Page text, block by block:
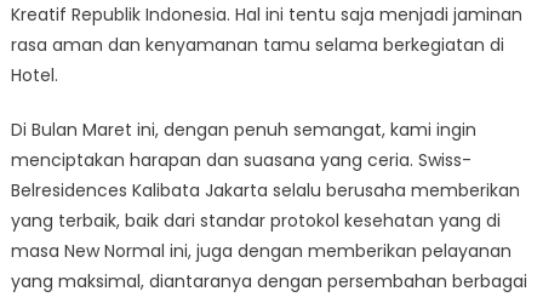
Kreatif Republik Indonesia. Hal ini tentu saja menjadi jaminan
rasa aman dan kenyamanan tamu selama berkegiatan di
Hotel.
Di Bulan Maret ini, dengan penuh semangat, kami ingin
menciptakan harapan dan suasana yang ceria. Swiss-
Belresidences Kalibata Jakarta selalu berusaha memberikan
yang terbaik, baik dari standar protokol kesehatan yang di
masa New Normal ini, juga dengan memberikan pelayanan
yang maksimal, diantaranya dengan persembahan berbagai